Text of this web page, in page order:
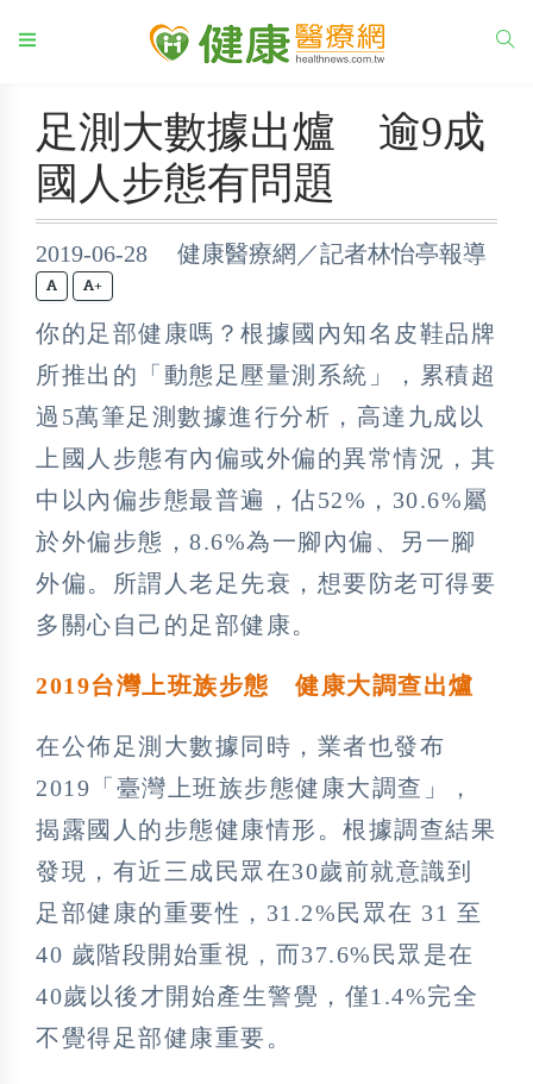
足測大數據出爐 逾9成
國人步態有問題
2019-06-28 健康醫療網／記者林怡亭報導
+
你的足部健康嗎？根據國內知名皮鞋品牌
所推出的「動態足壓量測系統」，累積超
過5萬筆足測數據進行分析，高達九成以
上國人步態有內偏或外偏的異常情況，其
中以內偏步態最普遍，佔52%，30.6%屬
於外偏步態，8.6%為一腳內偏、另一腳
外偏。所謂人老足先衰，想要防老可得要
多關心自己的足部健康。
2019台灣上班族步態 健康大調查出爐
在公佈足測大數據同時，業者也發布
2019「臺灣上班族步態健康大調查」，
揭露國人的步態健康情形。根據調查結果
發現，有近三成民眾在30歲前就意識到
足部健康的重要性，31.2%民眾在 31 至
40 歲階段開始重視，而37.6%民眾是在
40歲以後才開始產生警覺，僅1.4%完全
不覺得足部健康重要。